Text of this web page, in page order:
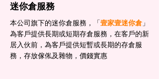
迷你倉服務
本公司旗下的迷你倉服務，「壹家壹迷你倉 」
為客戶提供長期或短期存倉服務，在客戶的新
居入伙前，為客戶提供短暫或長期的存倉服
務，存放傢俬及雜物，價錢實惠